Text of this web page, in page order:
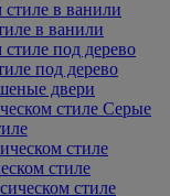
в ванили
под дерево
двери
Серые
стиле